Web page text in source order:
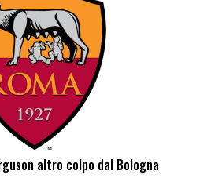
altro colpo dal Bologna